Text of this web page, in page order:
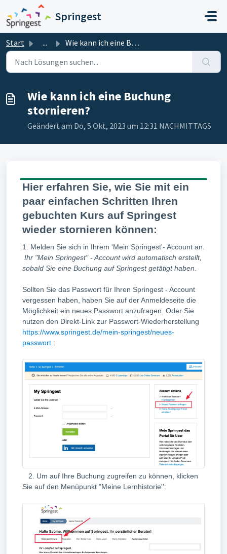
Zum hauptsächlichen Inhalt gehen
Springest
Start ... Wie kann ich eine Buchung stornieren?
Wie kann ich eine Buchung
stornieren?
Geändert am Do, 5 Okt, 2023 um 12:31 NACHMITTAGS
Hier erfahren Sie, wie Sie mit ein
paar einfachen Schritten Ihren
gebuchten Kurs auf Springest
wieder stornieren können:
1. Melden Sie sich in Ihrem 'Mein Springest'- Account an.
Ihr "Mein Springest" - Account wird automatisch erstellt,
sobald Sie eine Buchung auf Springest getätigt haben
Sollten Sie das Passwort für Ihren Springest - Account
vergessen haben, haben Sie auf der Anmeldeseite die
Möglichkeit ein neues Passwort anzufragen. Oder Sie
nutzen den Direkt-Link zur Passwort-Wiederherstellung
https://www.springest.de/mein-springest/neues-
passwort :
2. Um auf Ihre Buchung zugreifen zu können, klicken
Sie auf den Menüpunkt "Meine Lernhistorie'':